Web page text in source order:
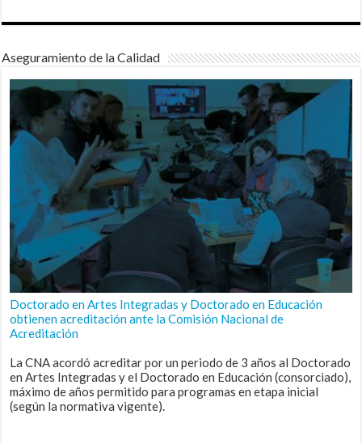
Aseguramiento de la Calidad
Doctorado en Artes Integradas y Doctorado en Educación
obtienen acreditación ante la Comisión Nacional de
Acreditación
La CNA acordó acreditar por un periodo de 3 años al Doctorado
en Artes Integradas y el Doctorado en Educación (consorciado),
máximo de años permitido para programas en etapa inicial
(según la normativa vigente).